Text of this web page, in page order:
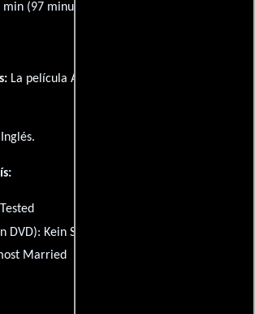
(97 minutos) .
La película Almost Married fué producida en
Inglés.
Tested
DVD): Kein Sex mehr vor der Ehe
Married